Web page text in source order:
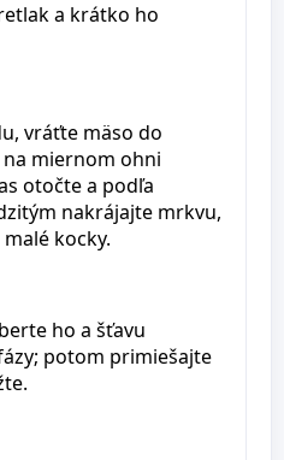
a krátko ho
vráťte mäso do
miernom ohni
otočte a podľa
nakrájajte mrkvu,
kocky.
ho a šťavu
potom primiešajte